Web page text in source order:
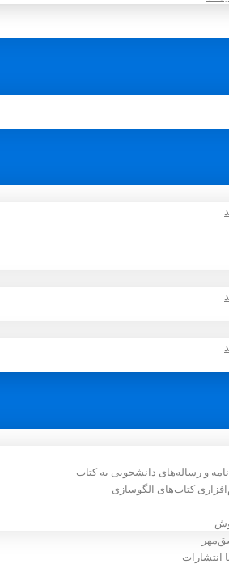
و رساله‌های دانشجویی به کتاب
کتاب‌های الگوسازی
انتشارات